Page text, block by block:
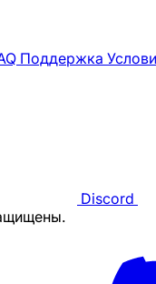
Поддержка
Discord